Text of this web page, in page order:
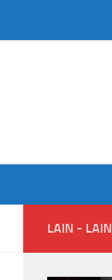
LAIN - LAIN